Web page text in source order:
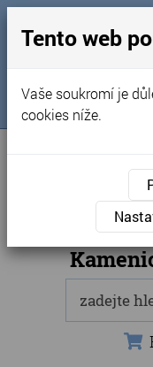
Tento web
Vaše soukromí je
cookies níže.